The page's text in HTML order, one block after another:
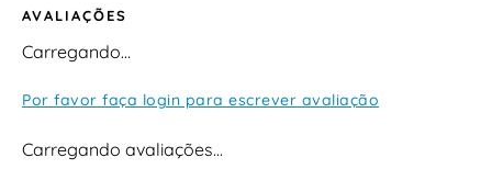
AVALIAÇÕES
Carregando…
Por favor faça login para escrever avaliação
Carregando avaliações…